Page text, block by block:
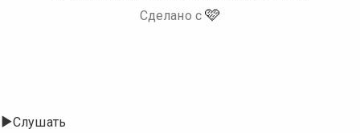
Сделано с 🩷
Слушать